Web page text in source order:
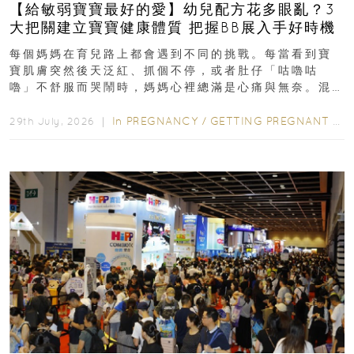
【給敏弱寶寶最好的愛】幼兒配方花多眼亂？3
大把關建立寶寶健康體質 把握BB展入手好時機
每個媽媽在育兒路上都會遇到不同的挑戰。每當看到寶
寶肌膚突然後天泛紅、抓個不停，或者肚仔「咕嚕咕
嚕」不舒服而哭鬧時，媽媽心裡總滿是心痛與無奈。混
29th July, 2026 ｜ In PREGNANCY / GETTING PREGNANT